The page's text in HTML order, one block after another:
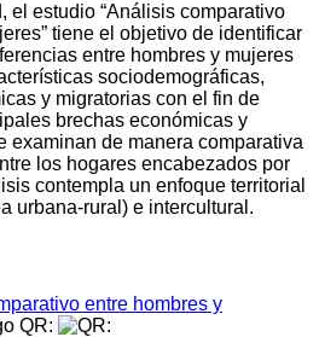
el estudio “Análisis comparativo
tiene el objetivo de identificar
entre hombres y mujeres
sociodemográficas,
y migratorias con el fin de
brechas económicas y
examinan de manera comparativa
los hogares encabezados por
contempla un enfoque territorial
urbana-rural) e intercultural.
entre hombres y
QR: